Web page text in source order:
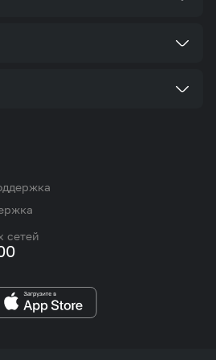
звонки
клиентом
отдела по работе с
клиентами
и центров обслуживания
сетей